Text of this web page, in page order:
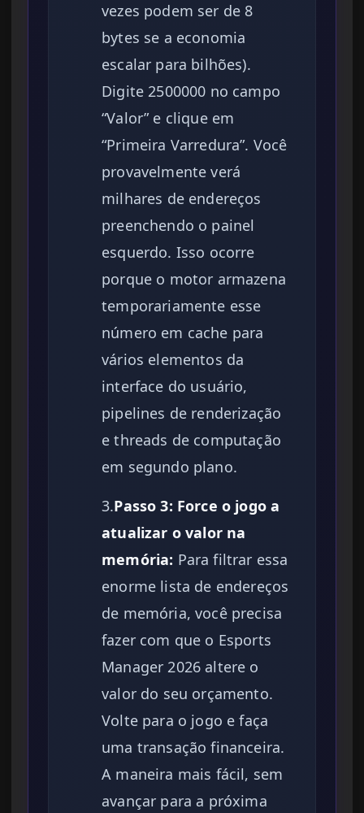
vezes podem ser de 8
bytes se a economia
escalar para bilhões).
Digite 2500000 no campo
“Valor” e clique em
“Primeira Varredura”. Você
provavelmente verá
milhares de endereços
preenchendo o painel
esquerdo. Isso ocorre
porque o motor armazena
temporariamente esse
número em cache para
vários elementos da
interface do usuário,
pipelines de renderização
e threads de computação
em segundo plano.
3.Passo 3: Force o jogo a
atualizar o valor na
memória: Para filtrar essa
enorme lista de endereços
de memória, você precisa
fazer com que o Esports
Manager 2026 altere o
valor do seu orçamento.
Volte para o jogo e faça
uma transação financeira.
A maneira mais fácil, sem
avançar para a próxima